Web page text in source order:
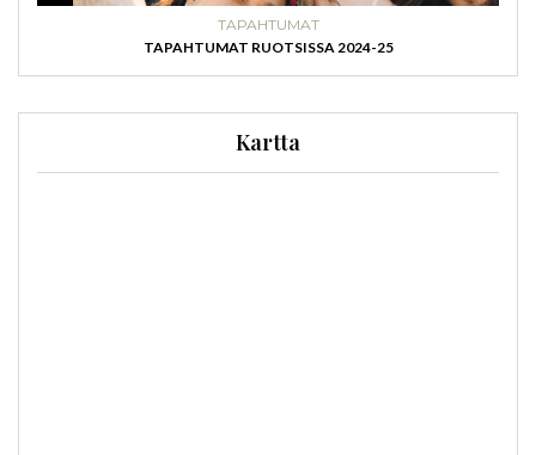
TAPAHTUMAT
TAPAHTUMAT RUOTSISSA 2024-25
Kartta